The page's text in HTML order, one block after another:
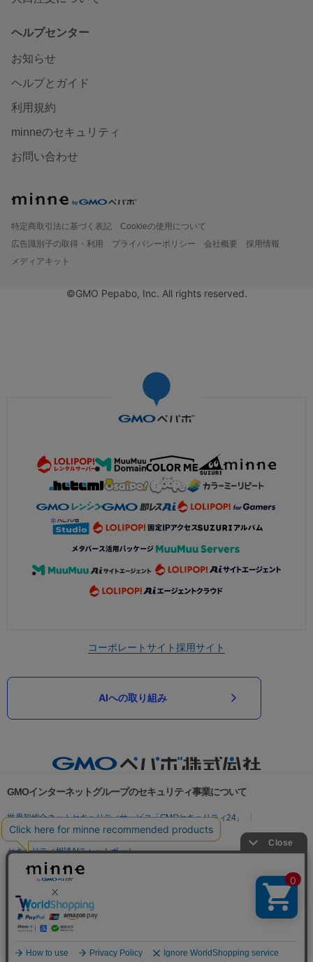
ヘルプセンター
お知らせ
ヘルプとガイド
利用規約
minneのセキュリティ
お問い合わせ
特定商取引法に基づく表記
Cookieの使用について
広告識別子の取得・利用
プライバシーポリシー 会社概要
採用情報
メディアキット
©GMO Pepabo, Inc. All rights reserved.
コーポレートサイト採用サイト
AIへの取り組み
GMOインターネットグループのセキュリティ事業について
世界初総合ネットセキュリティサービス「GMOセキュリティ24」
パスワード漏洩診断
Webサイトリスク診断
セキュリティ相談AIチャットボット
実在証明・盗聴対策
サイバー攻撃対策（GMO Flatt Security）
セキュリティ事業の軌跡